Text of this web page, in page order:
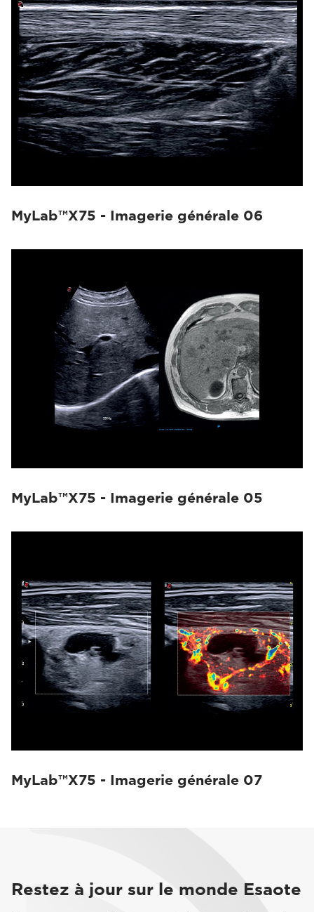
MyLab™X75 - Imagerie générale 06
MyLab™X75 - Imagerie générale 05
MyLab™X75 - Imagerie générale 07
Restez à jour sur le monde Esaote